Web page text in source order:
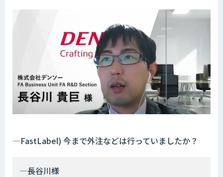
―FastLabel) 今まで外注などは行っていましたか？
―長谷川様